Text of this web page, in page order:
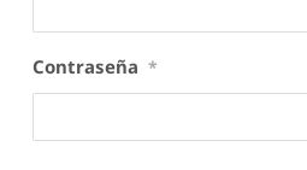
Contraseña *